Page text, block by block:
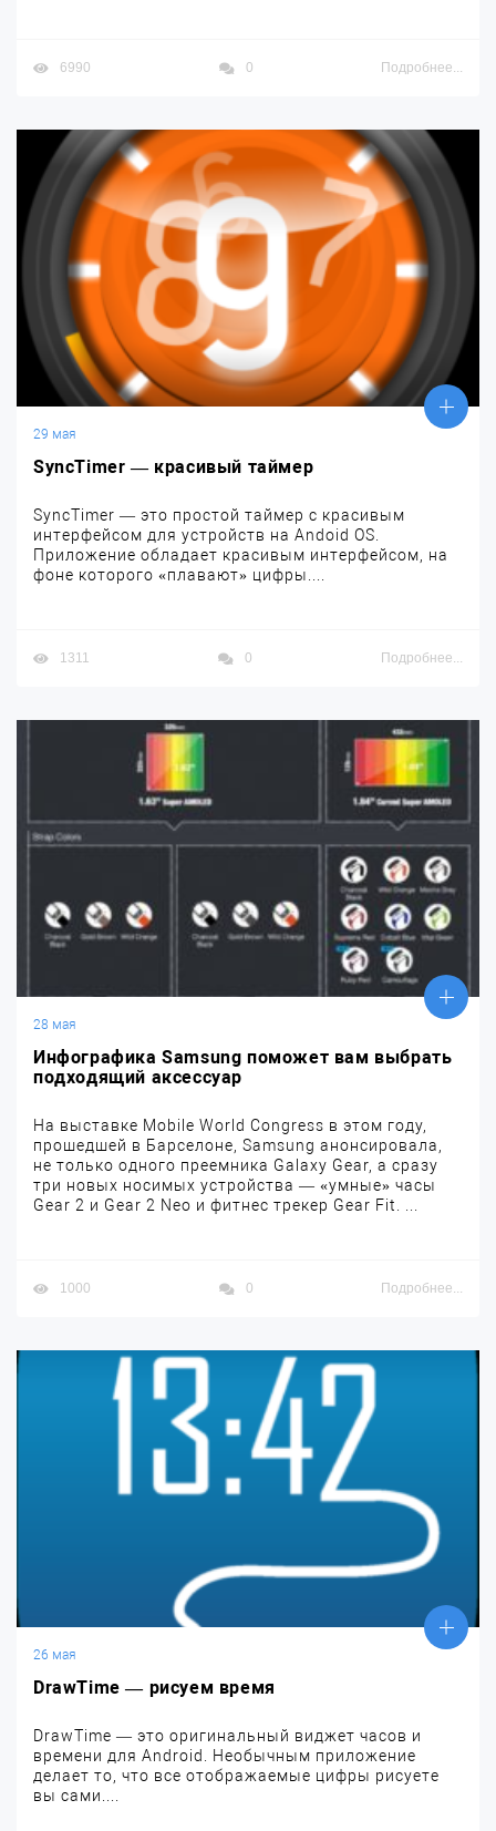
6990 0 Подробнее...
29 мая
SyncTimer — красивый таймер
SyncTimer — это простой таймер с красивым
интерфейсом для устройств на Andoid OS.
Приложение обладает красивым интерфейсом, на
фоне которого «плавают» цифры....
1311 0 Подробнее...
28 мая
Инфографика Samsung поможет вам выбрать
подходящий аксессуар
На выставке Mobile World Congress в этом году,
прошедшей в Барселоне, Samsung анонсировала,
не только одного преемника Galaxy Gear, а сразу
три новых носимых устройства — «умные» часы
Gear 2 и Gear 2 Neo и фитнес трекер Gear Fit. ...
1000 0 Подробнее...
26 мая
DrawTime — рисуем время
DrawTime — это оригинальный виджет часов и
времени для Android. Необычным приложение
делает то, что все отображаемые цифры рисуете
вы сами....